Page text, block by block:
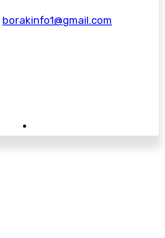
borakinfo1@gmail.com